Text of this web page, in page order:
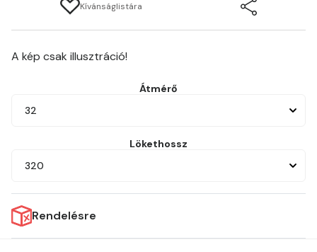
Kívánságlistára
A kép csak illusztráció!
Átmérő
32
Lökethossz
320
Rendelésre